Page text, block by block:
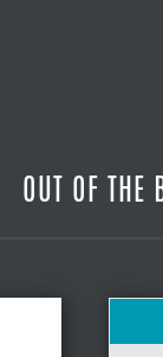
OUT OF THE